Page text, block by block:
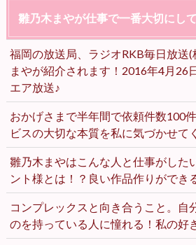
雛乃木まやが仕事で一番大切にし
福岡の放送局、ラジオRKB毎日放送
まやが紹介されます！2016年4月26
エア放送♪
おかげさまで半年間で依頼件数100
ビスの大切な本質を私に気づかせて
雛乃木まやはこんな人と仕事がした
ント様とは！？良い作品作りができ
コンプレックスと向き合うこと。自
のを持っている人に憧れる！私の